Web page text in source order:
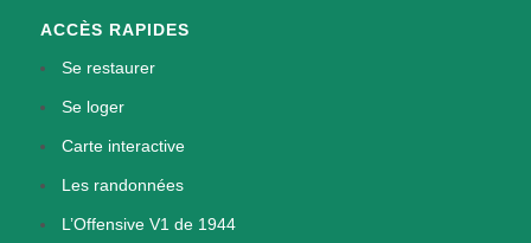
ACCÈS RAPIDES
Se restaurer
Se loger
Carte interactive
Les randonnées
L’Offensive V1 de 1944